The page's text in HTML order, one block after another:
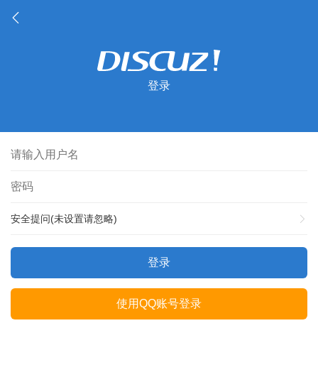
登录
安全提问(未设置请忽略)
登录
使用QQ账号登录